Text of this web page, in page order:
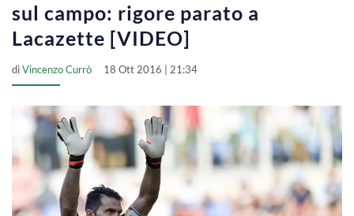
sul campo: rigore parato a
Lacazette [VIDEO]
diVincenzo Currò 18 Ott 2016 | 21:34